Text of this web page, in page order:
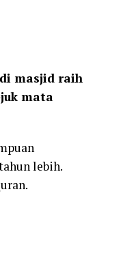
masjid raih
mata
lebih.